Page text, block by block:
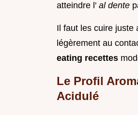
atteindre l' al dente
Il faut les cuire juste
légèrement au
eating recettes
Le Profil
Acidulé